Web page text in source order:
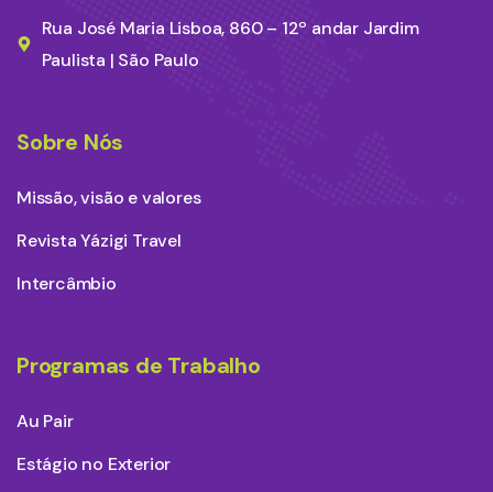
Rua José Maria Lisboa, 860 – 12º andar Jardim
Paulista | São Paulo
Sobre Nós
Missão, visão e valores
Revista Yázigi Travel
Intercâmbio
Programas de Trabalho
Au Pair
Estágio no Exterior